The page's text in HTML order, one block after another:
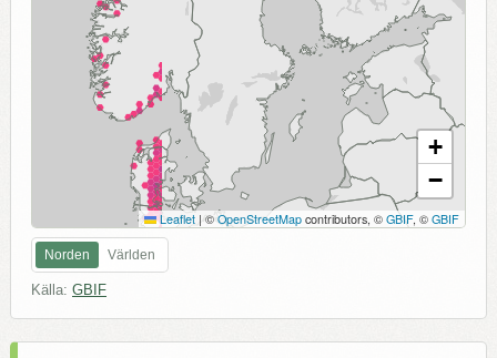
+
−
Leaflet | ©OpenStreetMap contributors, © GBIF, © GBIF
Norden Världen
Källa: GBIF